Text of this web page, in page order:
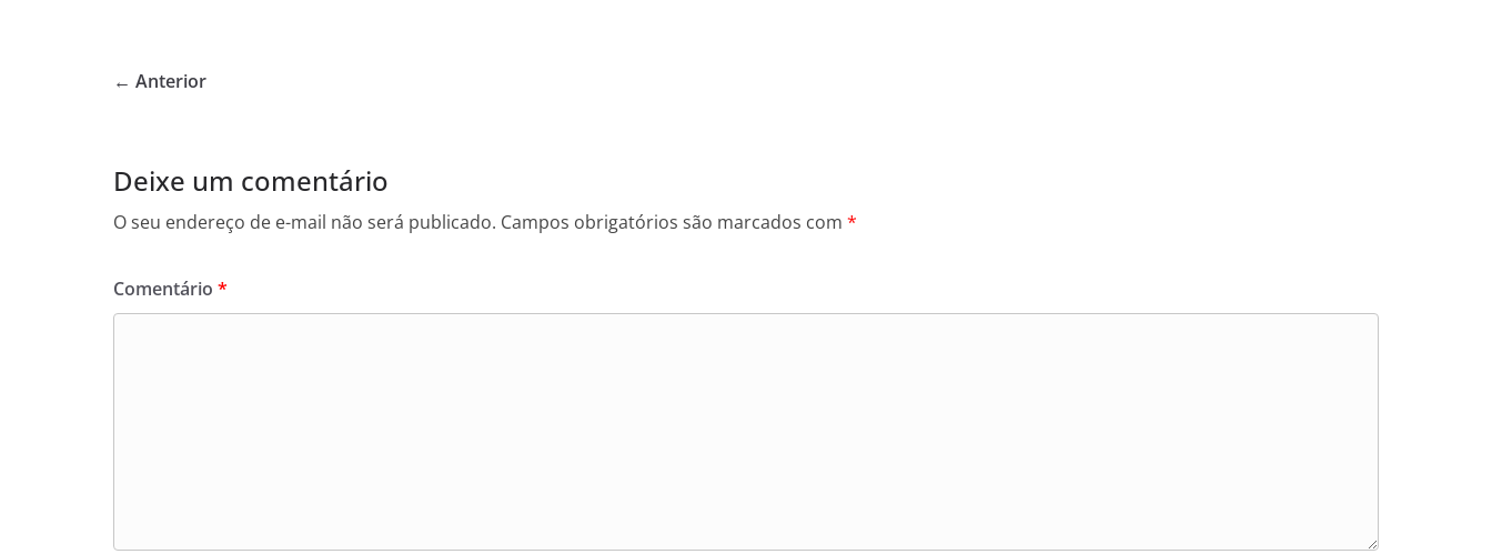
e
o
k
p
← Anterior
Deixe um comentário
O seu endereço de e-mail não será publicado. Campos obrigatórios são marcados com *
Comentário *